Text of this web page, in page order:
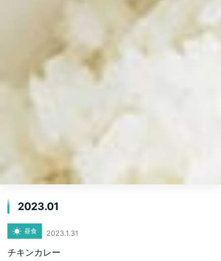
2023.01
昼食 2023.1.31
チキンカレー